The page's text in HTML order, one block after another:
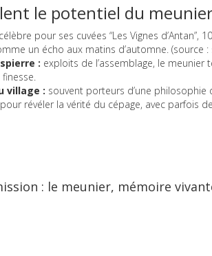
le potentiel du
célèbre pour ses cuvées “Les Vignes d’Antan”,
un écho aux matins d’automne. (source :
: exploits de l’assemblage, le
village : souvent porteurs d’une philosophie
révéler la vérité du cépage, avec parfois
: le meunier, mémoire